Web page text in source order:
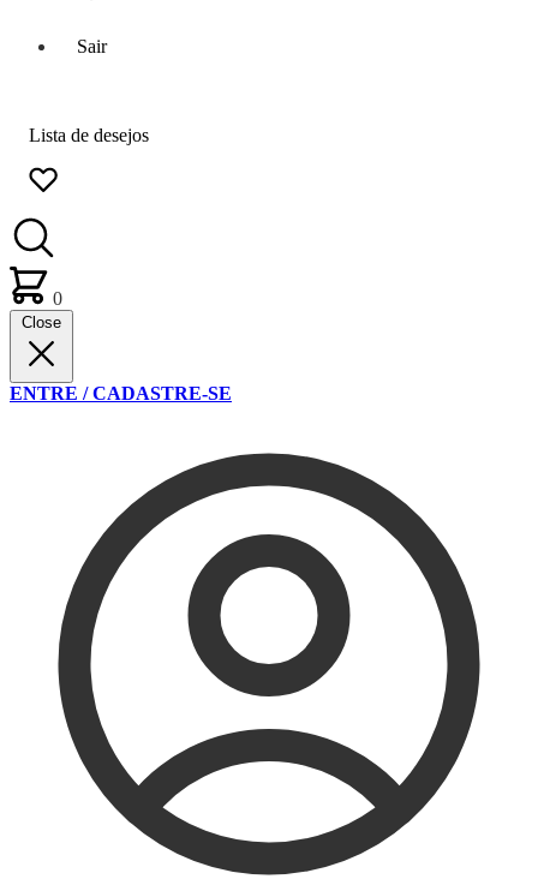
Sair
Lista de desejos
0
Close
ENTRE / CADASTRE-SE